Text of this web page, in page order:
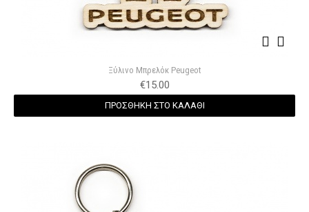
Ξύλινο Μπρελόκ Peugeot
€15.00
ΠΡΟΣΘΗΚΗ ΣΤΟ ΚΑΛΑΘΙ